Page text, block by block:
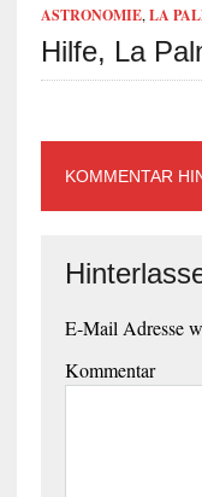
ASTRONOMIE,LA
Hilfe, La
KOMMENTAR
E-Mail Adresse
Kommentar